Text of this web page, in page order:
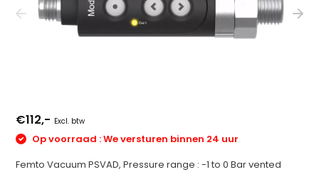
€112,- Excl. btw
Op voorraad : We versturen binnen 24 uur
Femto Vacuum PSVAD, Pressure range : -1 to 0 Bar vented